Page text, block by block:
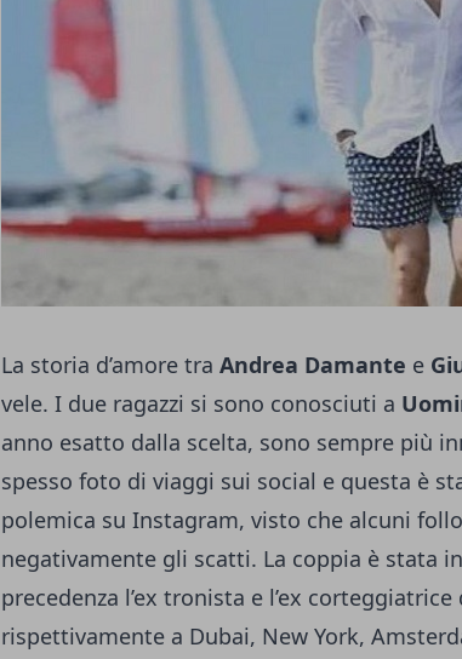
La storia d’amore tra Andrea Damante e
vele. I due ragazzi si sono conosciuti a
anno esatto dalla scelta, sono sempre più
spesso foto di viaggi sui social e questa è
polemica su Instagram, visto che alcuni
negativamente gli scatti. La coppia è stata
precedenza l’ex tronista e l’ex
rispettivamente a Dubai, New York,